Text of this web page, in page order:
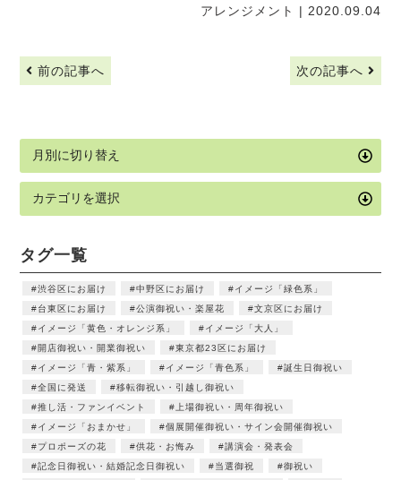
アレンジメント | 2020.09.04
前の記事へ 次の記事へ
タグ一覧
渋谷区にお届け 中野区にお届け
イメージ「緑色系」
台東区にお届け
公演御祝い・楽屋花
文京区にお届け
イメージ「黄色・オレンジ系」
イメージ「大人」
開店御祝い・開業御祝い
東京都23区にお届け
イメージ「青・紫系」
イメージ「青色系」
誕生日御祝い
全国に発送
移転御祝い・引越し御祝い
推し活・ファンイベント
上場御祝い・周年御祝い
イメージ「おまかせ」
個展開催御祝い・サイン会開催御祝い
プロポーズの花
供花・お悔み
講演会・発表会
記念日御祝い・結婚記念日御祝い
当選御祝
御祝い